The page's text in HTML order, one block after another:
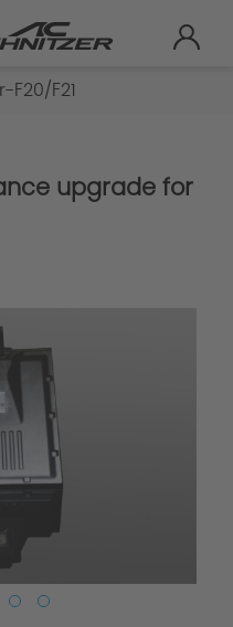
F20/F21
upgrade for